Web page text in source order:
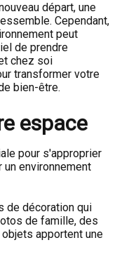
départ, une
Cependant,
peut
de prendre
chez soi
transformer votre
bien-être.
espace
pour s'approprier
un environnement
de décoration qui
de famille, des
apportent une